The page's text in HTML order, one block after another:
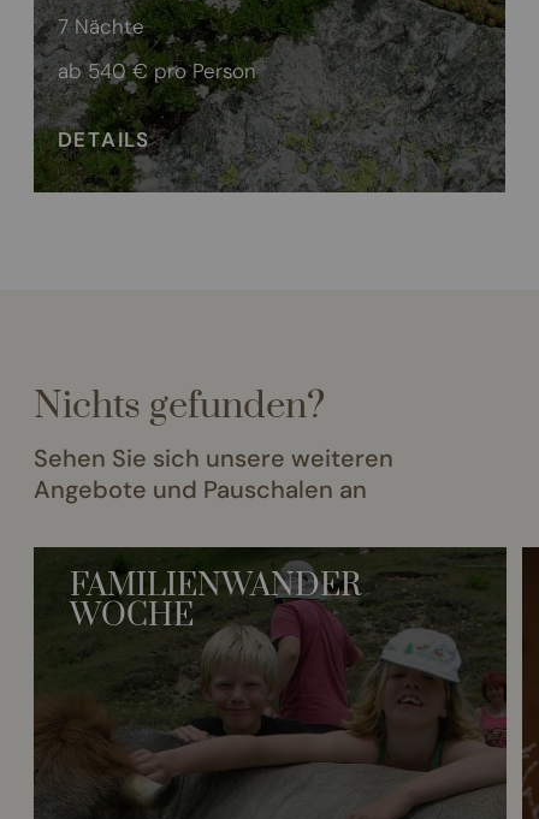
7 Nächte
ab 540 €pro Person
DETAILS
Nichts gefunden?
Sehen Sie sich unsere weiteren
Angebote und Pauschalen an
FAMILIENWANDER
WOCHE